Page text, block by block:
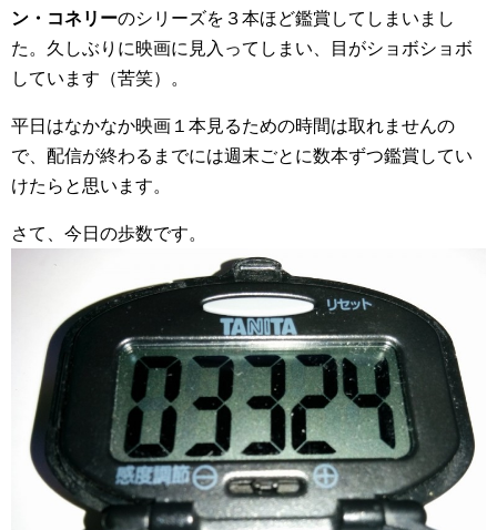
ン・コネリーのシリーズを３本ほど鑑賞してしまいまし
た。久しぶりに映画に見入ってしまい、目がショボショボ
しています（苦笑）。
平日はなかなか映画１本見るための時間は取れませんの
で、配信が終わるまでには週末ごとに数本ずつ鑑賞してい
けたらと思います。
さて、今日の歩数です。